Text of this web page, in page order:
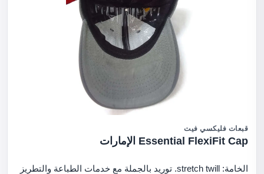
قبعات فليكسي فيت
Essential FlexiFit Cap الإمارات
الخامة: stretch twill. توريد بالجملة مع خدمات الطباعة والتطريز